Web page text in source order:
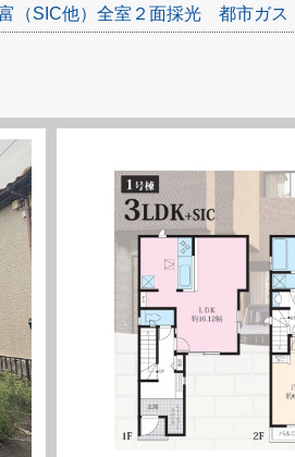
（SIC他）全室２面採光 都市ガス